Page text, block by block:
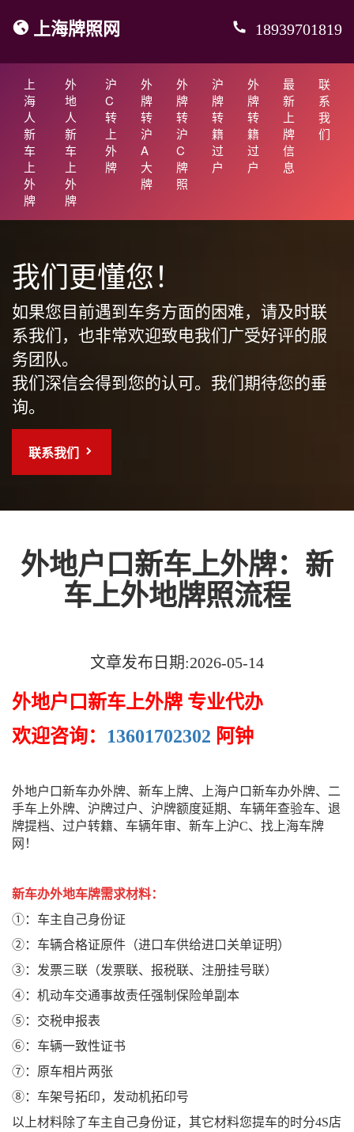
上海牌照网 18939701819
上
海
人
新
车
上
外
牌
外
地
人
新
车
上
外
牌
沪
C
转
上
外
牌
外
牌
转
沪
A
大
牌
外
牌
转
沪
C
牌
照
沪
牌
转
籍
过
户
外
牌
转
籍
过
户
最
新
上
牌
信
息
联
系
我
们
我们更懂您！
如果您目前遇到车务方面的困难，请及时联
系我们，也非常欢迎致电我们广受好评的服
务团队。
我们深信会得到您的认可。我们期待您的垂
询。
联系我们
外地户口新车上外牌：新
车上外地牌照流程
文章发布日期:2026-05-14
外地户口新车上外牌 专业代办
欢迎咨询： 13601702302 阿钟
外地户口新车办外牌、新车上牌、上海户口新车办外牌、二
手车上外牌、沪牌过户、沪牌额度延期、车辆年查验车、退
牌提档、过户转籍、车辆年审、新车上沪C、找上海车牌
网！
新车办外地车牌需求材料：
①：车主自己身份证
②：车辆合格证原件（进口车供给进口关单证明）
③：发票三联（发票联、报税联、注册挂号联）
④：机动车交通事故责任强制保险单副本
⑤：交税申报表
⑥：车辆一致性证书
⑦：原车相片两张
⑧：车架号拓印，发动机拓印号
以上材料除了车主自己身份证，其它材料您提车的时分4S店